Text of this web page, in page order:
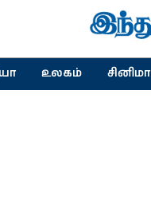
உலகம் சினிமா